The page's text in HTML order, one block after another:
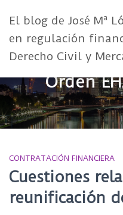
El blog de José Mª
en regulación
Derecho Civil y
Orden
CONTRATACIÓN FINANCIERA
Cuestiones
reunificación